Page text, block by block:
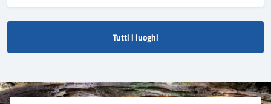
Tutti i luoghi